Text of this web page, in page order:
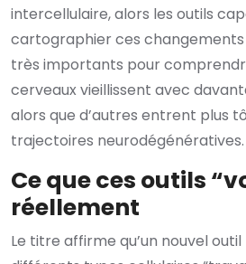
intercellulaire, alors les outils
cartographier ces
très importants pour
cerveaux vieillissent avec
alors que d’autres entrent plus
trajectoires neurodégénératives.
Ce que ces outils
réellement
Le titre affirme qu’un nouvel